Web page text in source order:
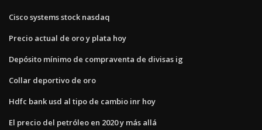
Cisco systems stock nasdaq
Precio actual de oro y plata hoy
Depósito mínimo de compraventa de divisas ig
Collar deportivo de oro
Hdfc bank usd al tipo de cambio inr hoy
El precio del petróleo en 2020 y más allá